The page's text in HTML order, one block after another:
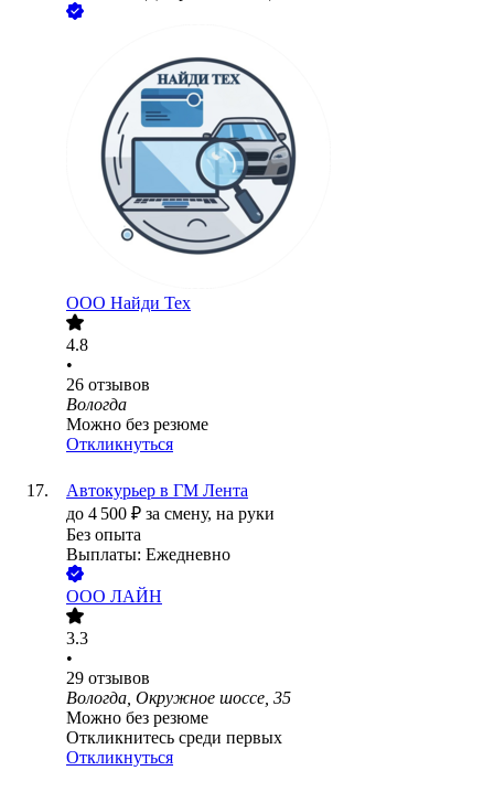
ООО Найди Тех
4.8
•
26 отзывов
Вологда
Можно без резюме
Откликнуться
Автокурьер в ГМ Лента
до 4 500 ₽ за смену, на руки
Без опыта
Выплаты: Ежедневно
ООО ЛАЙН
3.3
•
29 отзывов
Вологда, Окружное шоссе, 35
Можно без резюме
Откликнитесь среди первых
Откликнуться